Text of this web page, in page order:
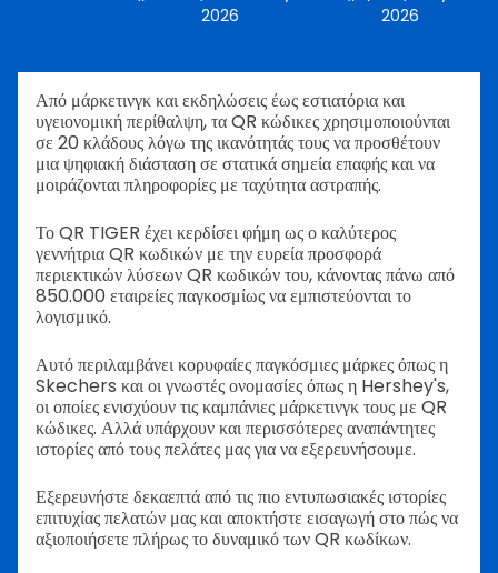
2026
2026
Από μάρκετινγκ και εκδηλώσεις έως εστιατόρια και
υγειονομική περίθαλψη, τα QR κώδικες χρησιμοποιούνται
σε 20 κλάδους λόγω της ικανότητάς τους να προσθέτουν
μια ψηφιακή διάσταση σε στατικά σημεία επαφής και να
μοιράζονται πληροφορίες με ταχύτητα αστραπής.
Το QR TIGER έχει κερδίσει φήμη ως ο καλύτερος
γεννήτρια QR κωδικών με την ευρεία προσφορά
περιεκτικών λύσεων QR κωδικών του, κάνοντας πάνω από
850.000 εταιρείες παγκοσμίως να εμπιστεύονται το
λογισμικό.
Αυτό περιλαμβάνει κορυφαίες παγκόσμιες μάρκες όπως η
Skechers και οι γνωστές ονομασίες όπως η Hershey's,
οι οποίες ενισχύουν τις καμπάνιες μάρκετινγκ τους με QR
κώδικες. Αλλά υπάρχουν και περισσότερες αναπάντητες
ιστορίες από τους πελάτες μας για να εξερευνήσουμε.
Εξερευνήστε δεκαεπτά από τις πιο εντυπωσιακές ιστορίες
επιτυχίας πελατών μας και αποκτήστε εισαγωγή στο πώς να
αξιοποιήσετε πλήρως το δυναμικό των QR κωδίκων.